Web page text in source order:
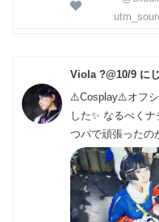
Viola ?@10/9 に
⚠️Cosplay⚠️オフシ
した✨️ なるべく
つパで頑張ったの